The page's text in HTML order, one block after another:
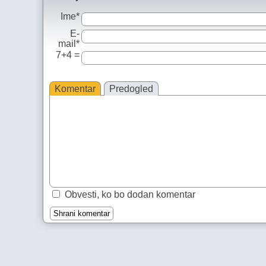
Ime*
E-
mail*
7+4 =
Komentar Predogled
Obvesti, ko bo dodan komentar